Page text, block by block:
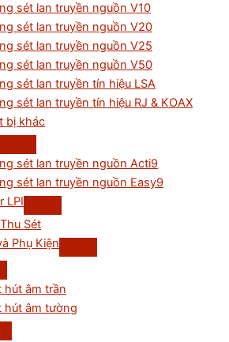
sét lan truyền nguồn V10
sét lan truyền nguồn V20
sét lan truyền nguồn V25
sét lan truyền nguồn V50
sét lan truyền tín hiệu LSA
sét lan truyền tín hiệu RJ & KOAX
bị khác
sét lan truyền nguồn Acti9
sét lan truyền nguồn Easy9
LPI
Sét
Phụ Kiện
hút âm trần
hút âm tường